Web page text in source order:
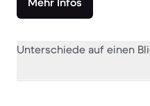
Unterschiede auf einen